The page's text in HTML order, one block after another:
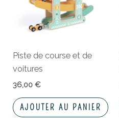
Piste de course et de
voitures
36,00€
AJOUTER AU PANIER